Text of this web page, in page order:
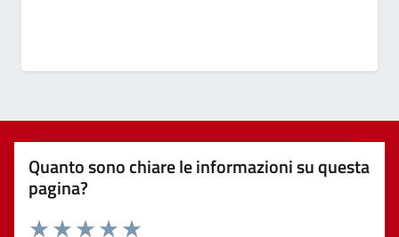
Quanto sono chiare le informazioni su questa
pagina?